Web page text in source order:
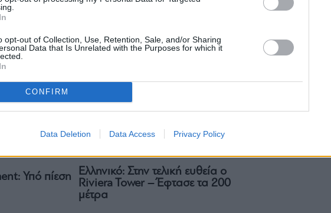
opt-out of Collection, Use, Retention, Sale, and/or Sharing
Data that Is Unrelated with the Purposes for which it
CONFIRM
Data Deletion Data Access Privacy Policy
και η Motor
έως το 2029
Υπό πίεση
Business
Ελληνικό: Στην τελική ευθεία ο
Riviera Tower – Έφτασε τα 200
μέτρα